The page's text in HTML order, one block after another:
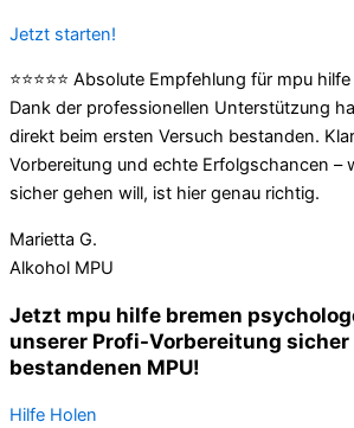
Jetzt starten!
⭐⭐⭐⭐⭐ Absolute Empfehlung für mpu
Dank der professionellen Unterstützung
direkt beim ersten Versuch bestanden.
Vorbereitung und echte Erfolgschancen –
sicher gehen will, ist hier genau richtig.
Marietta G.
Alkohol MPU
Jetzt mpu hilfe bremen
unserer Profi-Vorbereitung
bestandenen MPU!
Hilfe Holen